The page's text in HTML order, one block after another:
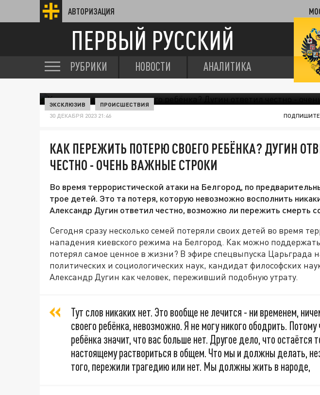
АВТОРИЗАЦИЯ
ПЕРВЫЙ РУССКИЙ
РУБРИКИ НОВОСТИ АНАЛИТИКА
ЭКСКЛЮЗИВ ПРОИСШЕСТВИЯ
30 ДЕКАБРЯ 2023 21:46
КАК ПЕРЕЖИТЬ ПОТЕРЮ СВОЕГО РЕБЁНКА? ДУГИН
ЧЕСТНО - ОЧЕНЬ ВАЖНЫЕ СТРОКИ
Во время террористической атаки на Белгород, по
трое детей. Это та потеря, которую невозможно восполнить
Александр Дугин ответил честно, возможно ли пережить смерть
Сегодня сразу несколько семей потеряли своих детей во время
нападения киевского режима на Белгород. Как можно поддержать
потерял самое ценное в жизни? В эфире спецвыпуска Царьграда
политических и социологических наук, кандидат философских
Александр Дугин как человек, переживший подобную утрату.
Тут слов никаких нет. Это вообще не лечится - ни временем,
своего ребёнка, невозможно. Я не могу никого ободрить. Потому
ребёнка значит, что вас больше нет. Другое дело, что остаётся
настоящему раствориться в общем. Что мы и должны делать,
того, пережили трагедию или нет. Мы должны жить в народе,